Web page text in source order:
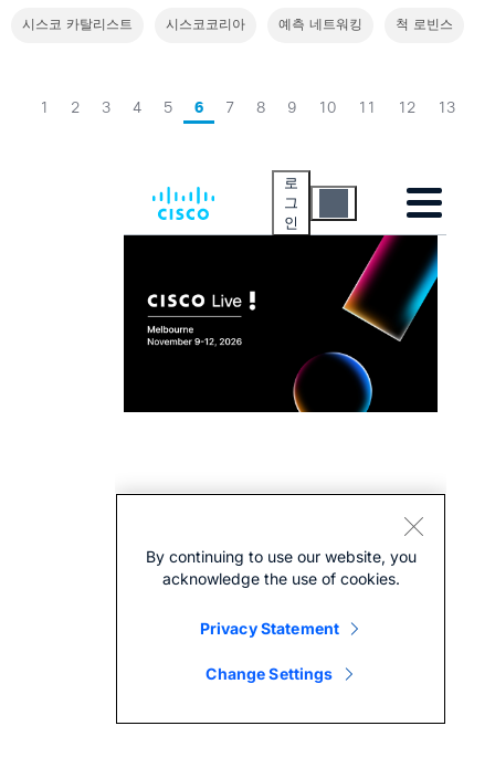
시스코 카탈리스트 시스코코리아 예측 네트워킹 척 로빈스
1 2 3 4 5 6 7 8 9 10 11 12 13